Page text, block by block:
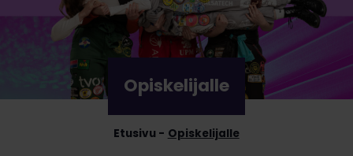
Etusivu Opiskelijalle
Opiskelijalle